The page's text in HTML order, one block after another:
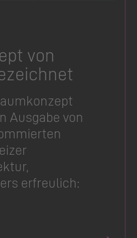
von
Ausgabe von
erfreulich: